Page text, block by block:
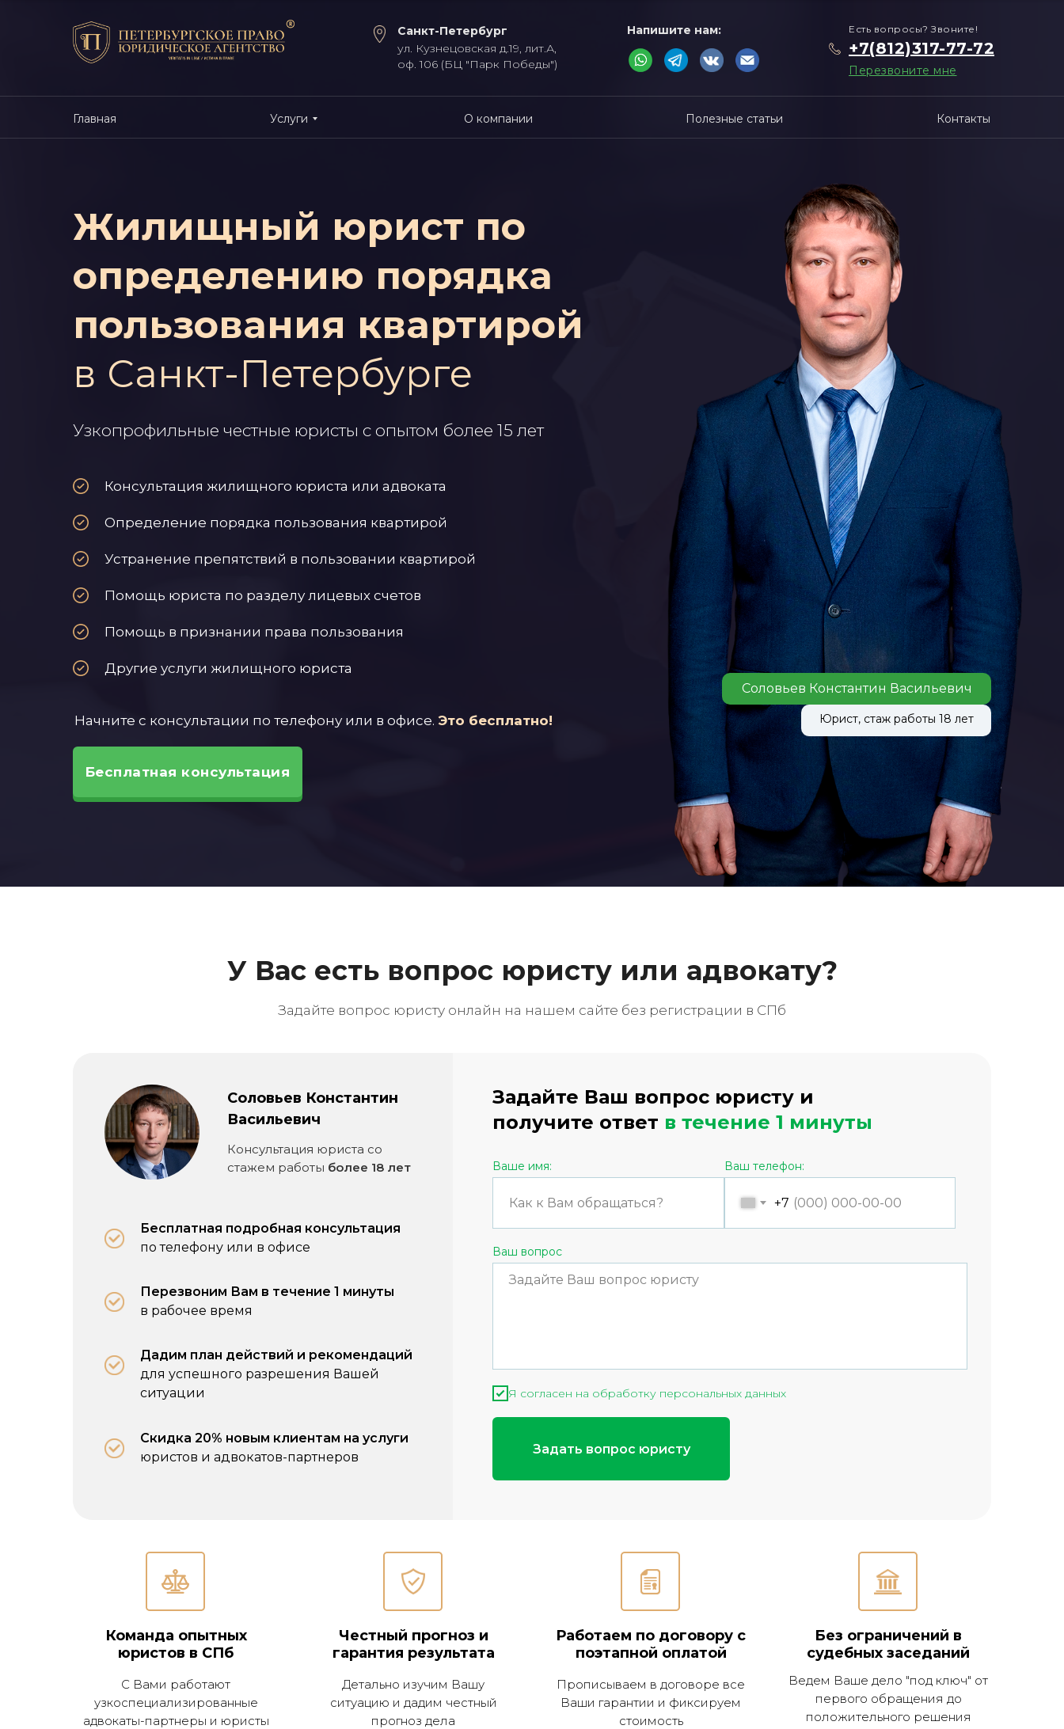
Соловьев Константин Васильевич
Юрист, стаж работы 18 лет
Жилищный юрист по
определению порядка
пользования квартирой
в Санкт-Петербурге
Консультация жилищного юриста или адвоката
Узкопрофильные честные юристы с опытом более 15 лет
Определение порядка пользования квартирой
Помощь юриста по разделу лицевых счетов
Устранение препятствий в пользовании квартирой
Другие услуги жилищного юриста
Помощь в признании права пользования
Бесплатная консультация
Санкт-Петербург
+7(812)317-77-72
Перезвоните мне
Есть вопросы? Звоните!
ул. Кузнецовская д.19, лит.А,
оф. 106 (БЦ "Парк Победы")
Напишите нам:
Начните с консультации по телефону или в офисе. Это бесплатно!
Контакты
Полезные статьи
О компании
Услуги
Главная
У Вас есть вопрос юристу или адвокату?
Задайте вопрос юристу онлайн на нашем сайте без регистрации в СПб
Задайте Ваш вопрос юристу и
получите ответ в течение 1 минуты
Бесплатная подробная консультация
по телефону или в офисе
Перезвоним Вам в течение 1 минуты
в рабочее время
Дадим план действий и рекомендаций
для успешного разрешения Вашей
ситуации
Ваше имя: Ваш телефон:
+7
Ваш вопрос
Я согласен на обработку персональных данных
Задать вопрос юристу
Скидка 20% новым клиентам на услуги
юристов и адвокатов-партнеров
Соловьев Константин
Васильевич
Консультация юриста со
стажем работы более 18 лет
Команда опытных
юристов в СПб
Честный прогноз и
гарантия результата
Работаем по договору с
поэтапной оплатой
Без ограничений в
судебных заседаний
С Вами работают
узкоспециализированные
адвокаты-партнеры и юристы
Детально изучим Вашу
ситуацию и дадим честный
прогноз дела
Прописываем в договоре все
Ваши гарантии и фиксируем
стоимость
Ведем Ваше дело "под ключ" от
первого обращения до
положительного решения